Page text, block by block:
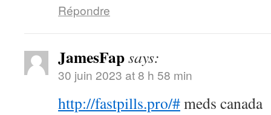
Répondre
JamesFapsays:
30 juin 2023 at 8 h 58 min
http://fastpills.pro/#meds canada